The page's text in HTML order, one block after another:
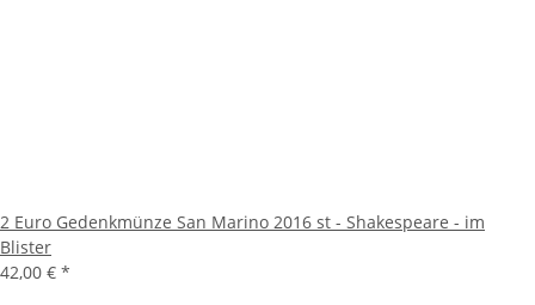
2 Euro Gedenkmünze San Marino 2016 st - Shakespeare - im
Blister
42,00 € *